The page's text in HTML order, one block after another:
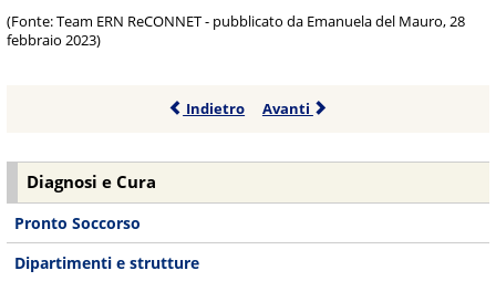
(Fonte: Team ERN ReCONNET - pubblicato da Emanuela del Mauro, 28
febbraio 2023)
Indietro Avanti
Diagnosi e Cura
Pronto Soccorso
Dipartimenti e strutture